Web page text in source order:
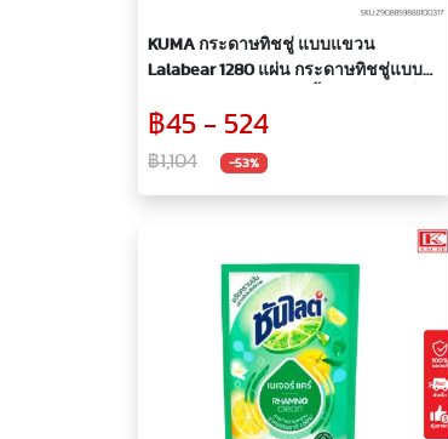
KUMA กระดาษทิชชู่ แบบแขวน
Lalabear 1280 แผ่น กระดาษทิชชู่แบบ
2, 4, 8, 12ชิ้น)
฿45 - 524
฿1,104 -53%